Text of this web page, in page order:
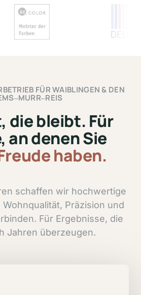
FÜR WAIBLINGEN &
MURR‒REIS
die bleibt. Für
an denen Sie
haben.
schaffen wir
Wohnqualität, Präzision
Für Ergebnisse,
Jahren überzeugen.